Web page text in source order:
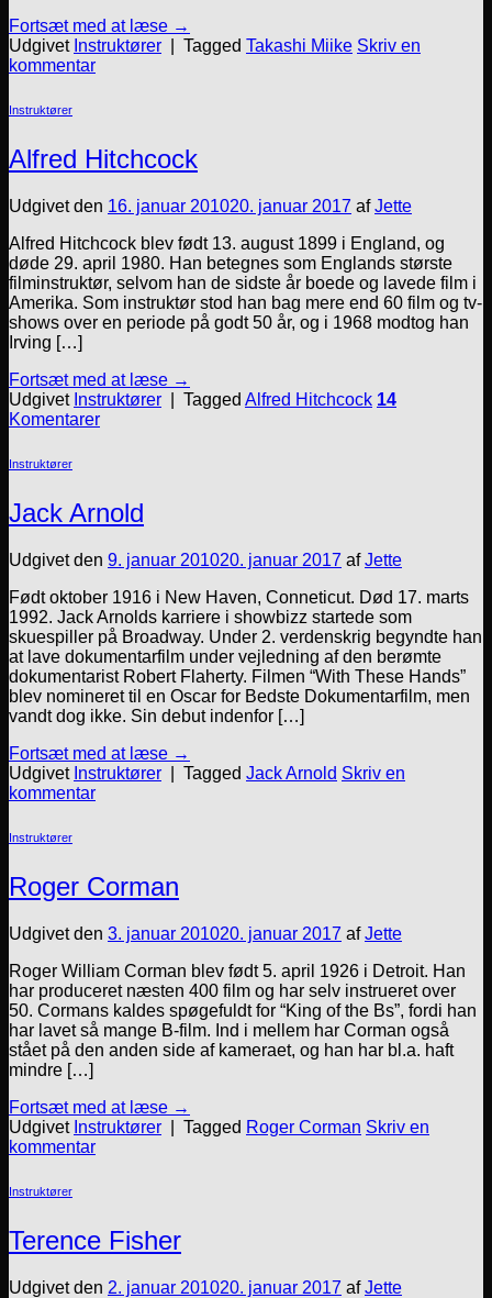
Fortsæt med at læse →
Udgivet Instruktører Tagged Takashi Miike Skriv en
kommentar
Instruktører
Alfred Hitchcock
Udgivet den 16. januar 201020. januar 2017 afJette
Alfred Hitchcock blev født 13. august 1899 i England, og
døde 29. april 1980. Han betegnes som Englands største
filminstruktør, selvom han de sidste år boede og lavede film i
Amerika. Som instruktør stod han bag mere end 60 film og tv-
shows over en periode på godt 50 år, og i 1968 modtog han
Irving […]
Fortsæt med at læse →
Udgivet Instruktører Tagged Alfred Hitchcock 14
Komentarer
Instruktører
Jack Arnold
Udgivet den 9. januar 201020. januar 2017 afJette
Født oktober 1916 i New Haven, Conneticut. Død 17. marts
1992. Jack Arnolds karriere i showbizz startede som
skuespiller på Broadway. Under 2. verdenskrig begyndte han
at lave dokumentarfilm under vejledning af den berømte
dokumentarist Robert Flaherty. Filmen “With These Hands”
blev nomineret til en Oscar for Bedste Dokumentarfilm, men
vandt dog ikke. Sin debut indenfor […]
Fortsæt med at læse →
Udgivet Instruktører Tagged Jack Arnold Skriv en
kommentar
Instruktører
Roger Corman
Udgivet den 3. januar 201020. januar 2017 afJette
Roger William Corman blev født 5. april 1926 i Detroit. Han
har produceret næsten 400 film og har selv instrueret over
50. Cormans kaldes spøgefuldt for “King of the Bs”, fordi han
har lavet så mange B-film. Ind i mellem har Corman også
stået på den anden side af kameraet, og han har bl.a. haft
mindre […]
Fortsæt med at læse →
Udgivet Instruktører Tagged Roger Corman Skriv en
kommentar
Instruktører
Terence Fisher
Udgivet den 2. januar 201020. januar 2017 afJette